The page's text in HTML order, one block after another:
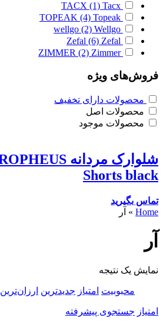
TACX (1) Tacx
TOPEAK (4) Topeak
wellgo (2) Wellgo
Zefal (6) Zefal
ZIMMER (2) Zimmer
فروش‌های ویژه
محصولات دارای تخفیف
محصولات اصل
محصولات موجود
Shorts black
تماس بگیرید
Home
» آر
آر
نمایش یک نتیجه
محبوبیت امتیاز جدیدترین ارزان‌ترین
امتیاز جستجوی پیشرفته